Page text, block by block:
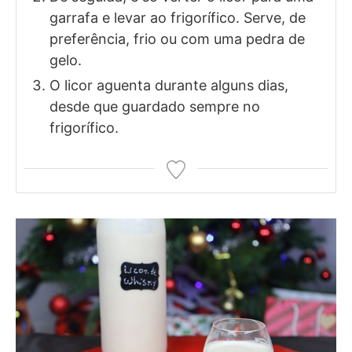
garrafa e levar ao frigorífico. Serve, de
preferência, frio ou com uma pedra de
gelo.
O licor aguenta durante alguns dias,
desde que guardado sempre no
frigorífico.